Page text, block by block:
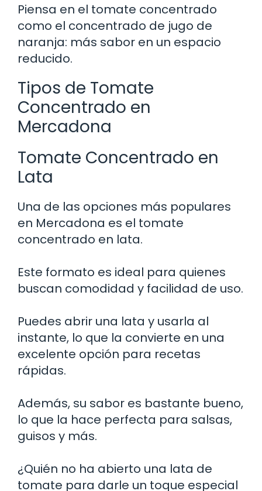
Piensa en el tomate concentrado
como el concentrado de jugo de
naranja: más sabor en un espacio
reducido.
Tipos de Tomate
Concentrado en
Mercadona
Tomate Concentrado en
Lata
Una de las opciones más populares
en Mercadona es el tomate
concentrado en lata.
Este formato es ideal para quienes
buscan comodidad y facilidad de uso.
Puedes abrir una lata y usarla al
instante, lo que la convierte en una
excelente opción para recetas
rápidas.
Además, su sabor es bastante bueno,
lo que la hace perfecta para salsas,
guisos y más.
¿Quién no ha abierto una lata de
tomate para darle un toque especial